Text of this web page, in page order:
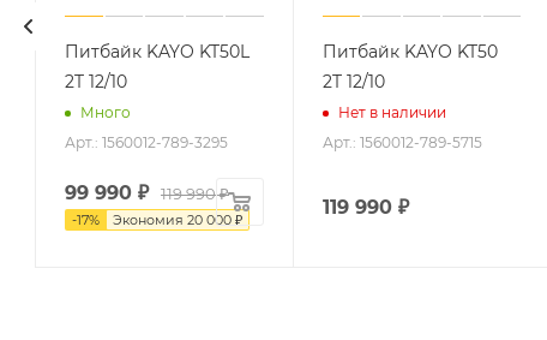
Питбайк KAYO KT50L
2T 12/10
Много
Арт.: 1560012-789-3295
99 990 ₽ 119 990₽
-17% Экономия 20 000 ₽
Питбайк KAYO KT50
2T 12/10
Нет в наличии
Арт.: 1560012-789-5715
119 990₽